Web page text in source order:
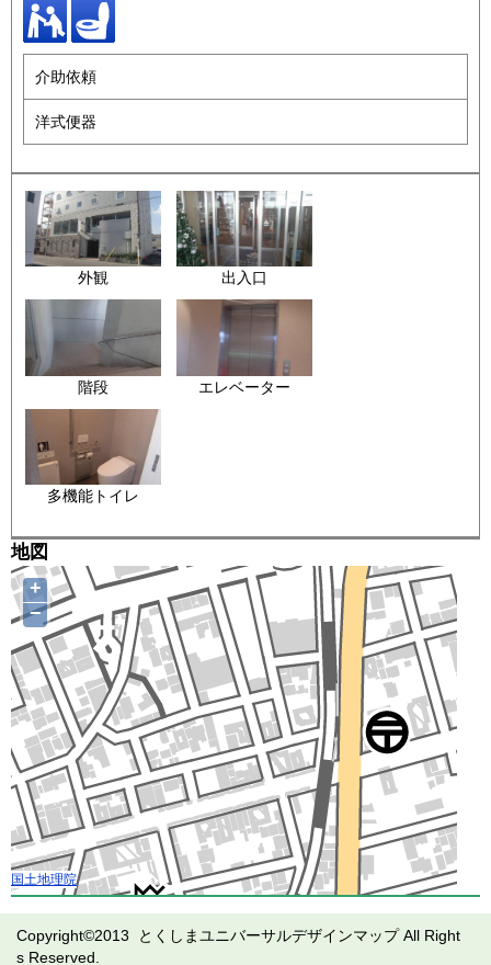
介助依頼
洋式便器
外観 出入口
階段 エレベーター
多機能トイレ
地図
国土地理院
+
−
Copyright©2013 とくしまユニバーサルデザインマップ All Right
s Reserved.